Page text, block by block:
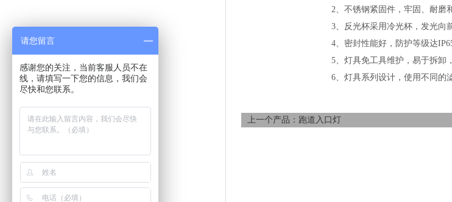
2、不锈钢紧固件，牢固、耐磨
3、反光杯采用冷光杯，发光向
4、密封性能好，防护等级达
5、灯具免工具维护，易于拆卸
6、灯具系列设计，使用不同的
上一个产品：跑道入口灯
请您留言
感谢您的关注，当前客服人员不在
线，请填写一下您的信息，我们会
尽快和您联系。